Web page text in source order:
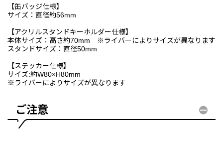
【缶バッジ仕様】
サイズ：直径約56mm
【アクリルスタンドキーホルダー仕様】
本体サイズ：高さ約70mm ※ライバーによりサイズが異なります
スタンドサイズ：直径50mm
【ステッカー仕様】
サイズ:約W80×H80mm
※ライバーによりサイズが異なります
ご注意